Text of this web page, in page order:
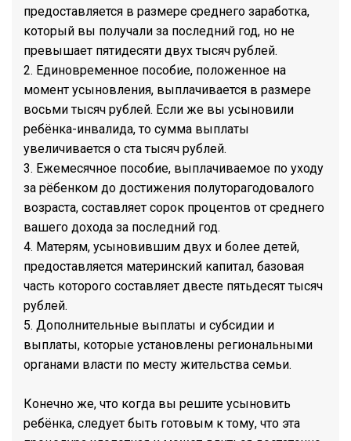
предоставляется в размере среднего заработка,
который вы получали за последний год, но не
превышает пятидесяти двух тысяч рублей.
2. Единовременное пособие, положенное на
момент усыновления, выплачивается в размере
восьми тысяч рублей. Если же вы усыновили
ребёнка-инвалида, то сумма выплаты
увеличивается о ста тысяч рублей.
3. Ежемесячное пособие, выплачиваемое по уходу
за рёбенком до достижения полуторагодовалого
возраста, составляет сорок процентов от среднего
вашего дохода за последний год.
4. Матерям, усыновившим двух и более детей,
предоставляется материнский капитал, базовая
часть которого составляет двесте пятьдесят тысяч
рублей.
5. Дополнительные выплаты и субсидии и
выплаты, которые установлены региональными
органами власти по месту жительства семьи.
Конечно же, что когда вы решите усыновить
ребёнка, следует быть готовым к тому, что эта